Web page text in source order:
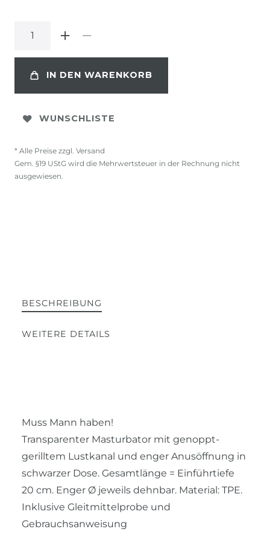
IN DEN WARENKORB
WUNSCHLISTE
* Alle Preise zzgl. Versand
Gem. §19 UStG wird die Mehrwertsteuer in der Rechnung nicht
ausgewiesen.
BESCHREIBUNG
WEITERE DETAILS
Muss Mann haben!
Transparenter Masturbator mit genoppt-
gerilltem Lustkanal und enger Anusöffnung in
schwarzer Dose. Gesamtlänge = Einführtiefe
20 cm. Enger Ø jeweils dehnbar. Material: TPE.
Inklusive Gleitmittelprobe und
Gebrauchsanweisung